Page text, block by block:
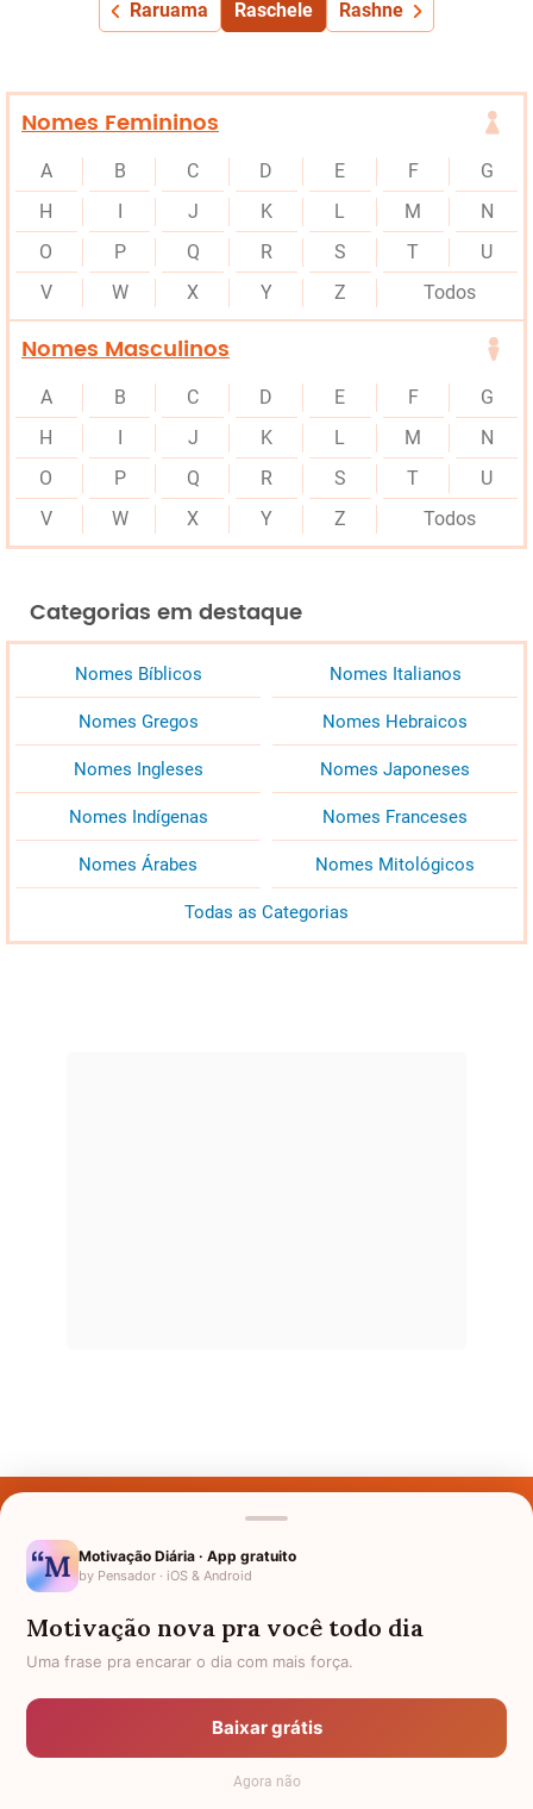
Raruama Raschele Rashne
Nomes Femininos
A B C D E F
G
H
J K L M
N
O
P Q R S T
U
V
W X Y Z Todos
Nomes Masculinos
A B C D E F
G
H
J K L M
N
O
P Q R S T
U
V
W X Y Z Todos
Categorias em destaque
Nomes Bíblicos Nomes Italianos
Nomes Gregos Nomes Hebraicos
Nomes Ingleses Nomes Japoneses
Nomes Indígenas Nomes Franceses
Nomes Árabes Nomes Mitológicos
Todas as Categorias
Nomes pelo Mundo
Política de Privacidade
Anuncie
Termos de Uso
Motivação Diária · App gratuito
by Pensador · iOS & Android
Motivação nova pra você todo dia
Uma frase pra encarar o dia com mais força.
Baixar grátis
Agora não